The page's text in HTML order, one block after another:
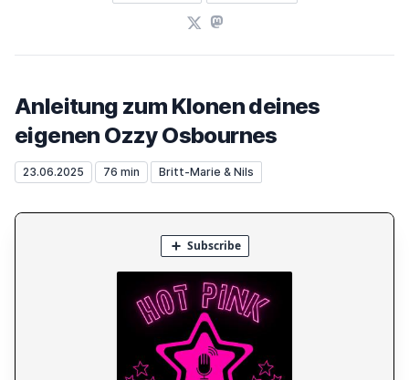
X Mastodon
Anleitung zum Klonen deines
eigenen Ozzy Osbournes
23.06.2025 76 min Britt-Marie & Nils